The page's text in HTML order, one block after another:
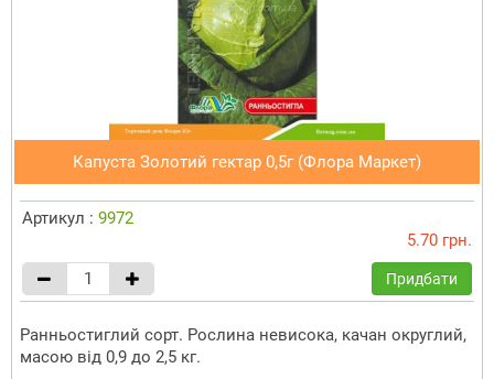
Капуста Золотий гектар 0,5г (Флора Маркет)
Артикул : 9972
5.70 грн.
Придбати
Ранньостиглий сорт. Рослина невисока, качан округлий,
масою від 0,9 до 2,5 кг.